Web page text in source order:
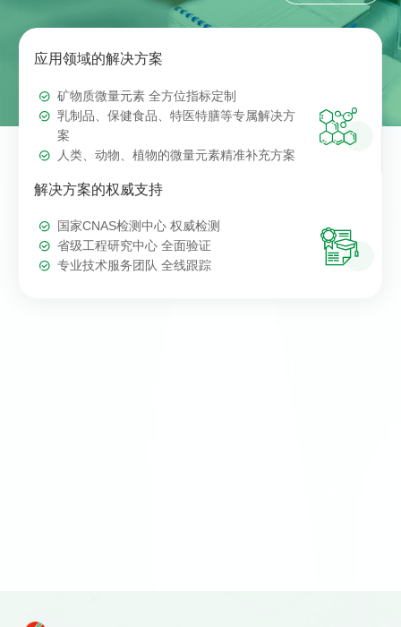
应用领域的解决方案
矿物质微量元素 全方位指标定制
乳制品、保健食品、特医特膳等专属解决方
案
人类、动物、植物的微量元素精准补充方案

解决方案的权威支持
国家CNAS检测中心 权威检测
省级工程研究中心 全面验证
专业技术服务团队 全线跟踪
